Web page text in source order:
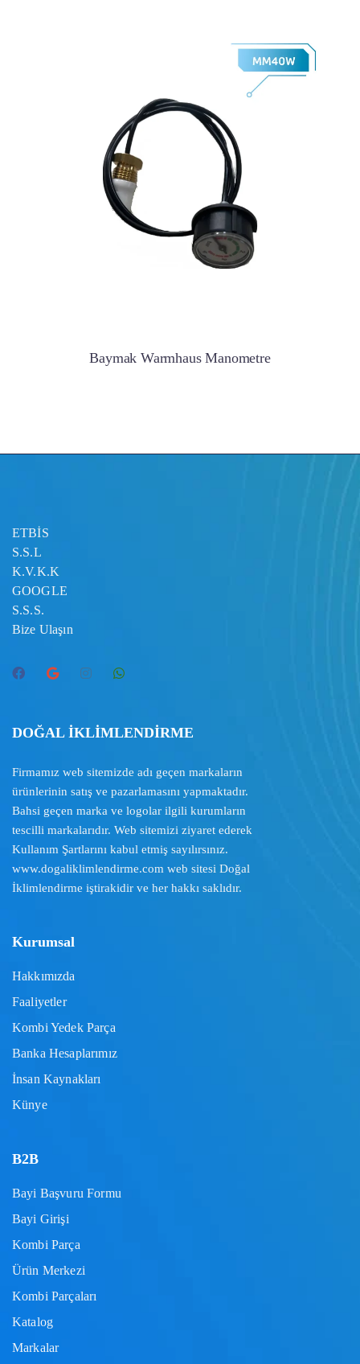
Baymak Warmhaus Manometre
ETBİS
S.S.L
K.V.K.K
GOOGLE
S.S.S.
Bize Ulaşın
DOĞAL İKLİMLENDİRME
Firmamız web sitemizde adı geçen markaların
ürünlerinin satış ve pazarlamasını yapmaktadır.
Bahsi geçen marka ve logolar ilgili kurumların
tescilli markalarıdır. Web sitemizi ziyaret ederek
Kullanım Şartlarını kabul etmiş sayılırsınız.
www.dogaliklimlendirme.com web sitesi Doğal
İklimlendirme iştirakidir ve her hakkı saklıdır.
Kurumsal
Hakkımızda
Faaliyetler
Kombi Yedek Parça
Banka Hesaplarımız
İnsan Kaynakları
Künye
B2B
Bayi Başvuru Formu
Bayi Girişi
Kombi Parça
Ürün Merkezi
Kombi Parçaları
Katalog
Markalar